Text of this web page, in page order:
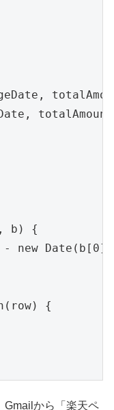
b) {
new
{
Gmailから「楽天ペ